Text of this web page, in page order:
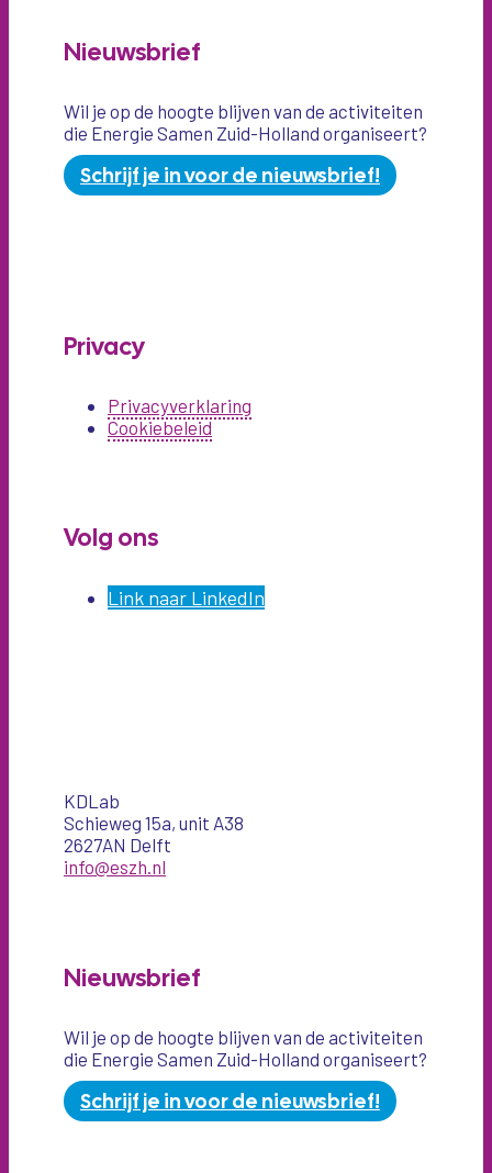
Nieuwsbrief
Wil je op de hoogte blijven van de activiteiten
die Energie Samen Zuid-Holland organiseert?
Schrijf je in voor de nieuwsbrief!
Privacy
Privacyverklaring
Cookiebeleid
Volg ons
Link naar LinkedIn
KDLab
Schieweg 15a, unit A38
2627AN Delft
info@eszh.nl
Nieuwsbrief
Wil je op de hoogte blijven van de activiteiten
die Energie Samen Zuid-Holland organiseert?
Schrijf je in voor de nieuwsbrief!